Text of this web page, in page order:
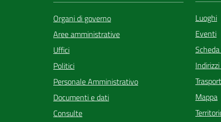
Organi di governo
Aree amministrative
Uffici
Politici
Personale Amministrativo
Documenti e dati
Consulte
Luoghi
Eventi
Mappa